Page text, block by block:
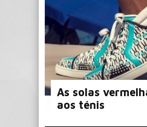
As solas
aos ténis